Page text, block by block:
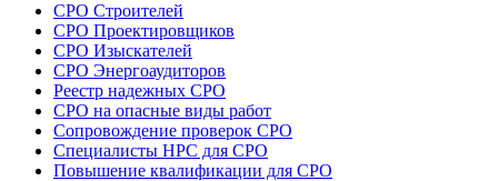
СРО Строителей
СРО Проектировщиков
СРО Изыскателей
СРО Энергоаудиторов
Реестр надежных СРО
СРО на опасные виды работ
Сопровождение проверок СРО
Специалисты НРС для СРО
Повышение квалификации для СРО